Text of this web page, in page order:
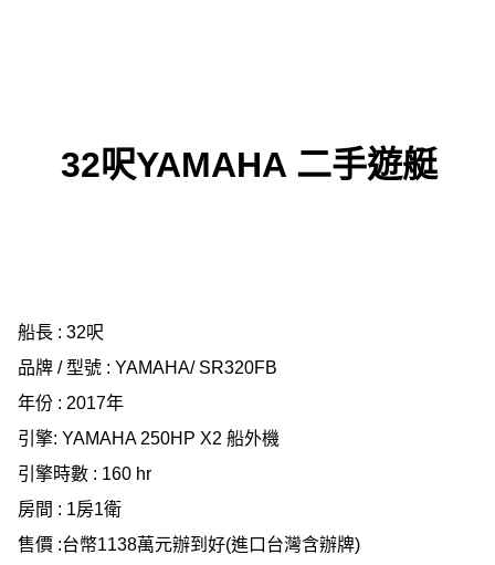
32呎YAMAHA 二手遊艇
船長 : 32呎
品牌 / 型號 : YAMAHA/ SR320FB
年份 : 2017年
引擎: YAMAHA 250HP X2 船外機
引擎時數 : 160 hr
房間 : 1房1衛
售價 :台幣1138萬元辦到好(進口台灣含辦牌)